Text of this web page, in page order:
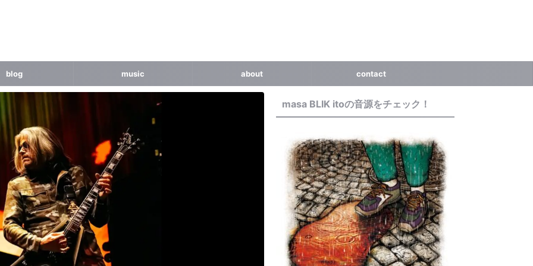
blog music about contact
masa BLIK itoの音源をチェック！